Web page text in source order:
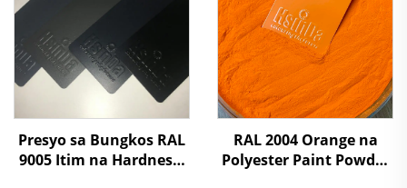
Presyo sa Bungkos RAL
9005 Itim na Hardness,
RAL 2004 Orange na
Polyester Paint Powder